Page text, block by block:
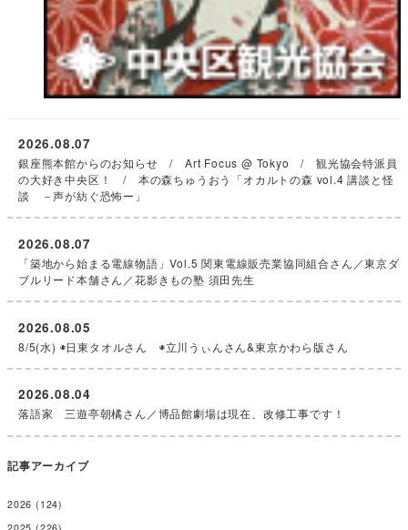
銀座熊本館からのお知らせ / Art Focus @ Tokyo / 観光協会特派員
の大好き中央区！ / 本の森ちゅうおう「オカルトの森 vol.4 講談と怪
談 －声が紡ぐ恐怖ー」
2026.08.07
「築地から始まる電線物語」Vol.5 関東電線販売業協同組合さん／東京ダ
ブルリード本舗さん／花影きもの塾 須田先生
2026.08.07
8/5(水) ◉日東タオルさん ◉立川うぃんさん&東京かわら版さん
2026.08.05
落語家 三遊亭朝橘さん／博品館劇場は現在、改修工事です！
2026.08.04
記事アーカイブ
2026 (124)